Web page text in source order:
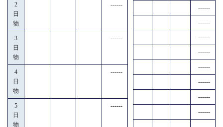
2
日
物
------
3
日
物
------
4
日
物
------
5
日
物
------
------
------
------
------
------
------
------
------